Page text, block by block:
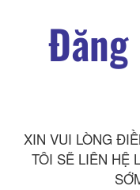
XIN VUI LÒNG
TÔI SẼ LIÊN HỆ